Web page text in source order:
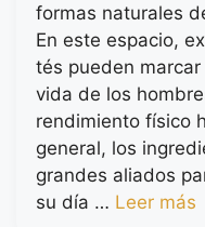
formas naturales
En este espacio,
tés pueden
vida de los
rendimiento físico
general, los
grandes aliados
su día … Leer más